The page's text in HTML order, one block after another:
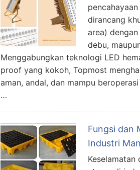
dirancang
area)
debu,
Menggabungkan teknologi LED
proof yang kokoh, Topmost
aman, andal, dan mampu
…
Fungsi dan
Industri